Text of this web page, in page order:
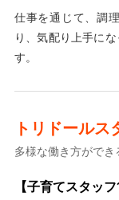
仕事を通じて、調
り、気配り上手に
す。
トリドールス
多様な働き方ができ
【子育てスタッ